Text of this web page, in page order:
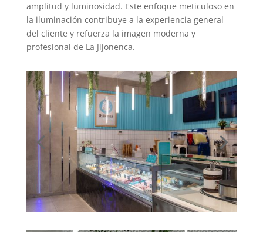
amplitud y luminosidad. Este enfoque meticuloso en
la iluminación contribuye a la experiencia general
del cliente y refuerza la imagen moderna y
profesional de La Jijonenca.